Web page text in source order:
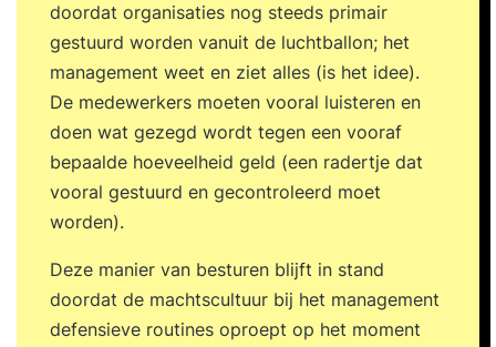
doordat organisaties nog steeds primair
gestuurd worden vanuit de luchtballon; het
management weet en ziet alles (is het idee).
De medewerkers moeten vooral luisteren en
doen wat gezegd wordt tegen een vooraf
bepaalde hoeveelheid geld (een radertje dat
vooral gestuurd en gecontroleerd moet
worden).
Deze manier van besturen blijft in stand
doordat de machtscultuur bij het management
defensieve routines oproept op het moment